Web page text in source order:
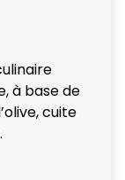
à base de
cuite